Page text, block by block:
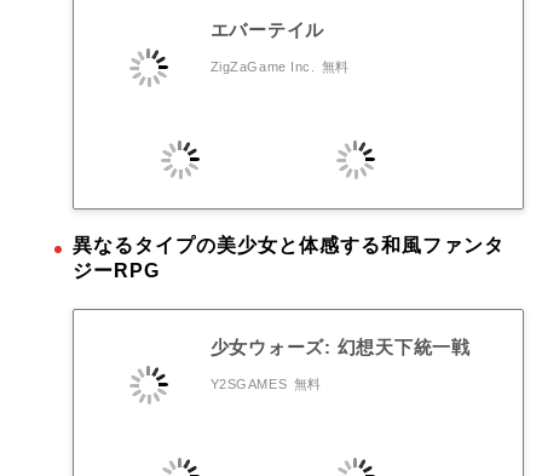
エバーテイル
ZigZaGame Inc. 無料
異なるタイプの美少女と体感する和風ファンタ
ジーRPG
少女ウォーズ: 幻想天下統一戦
Y2SGAMES 無料